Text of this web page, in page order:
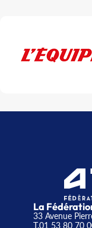
La
33 Avenue
T.01 53 80 70